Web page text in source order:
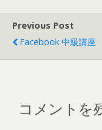
Previous Post
Facebook 中級講座
コメントを